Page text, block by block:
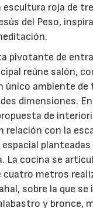
escultura roja de
del Peso,
pivotante de
reúne salón,
único ambiente de
dimensiones.
de
relación con la
planteadas
La cocina se
cuatro metros
sobre la que
y bronce,